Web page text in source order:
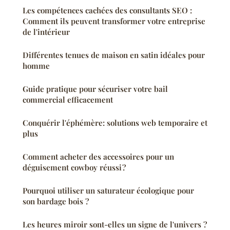
Les compétences cachées des consultants SEO :
Comment ils peuvent transformer votre entreprise
de l'intérieur
Différentes tenues de maison en satin idéales pour
homme
Guide pratique pour sécuriser votre bail
commercial efficacement
Conquérir l'éphémère: solutions web temporaire et
plus
Comment acheter des accessoires pour un
déguisement cowboy réussi ?
Pourquoi utiliser un saturateur écologique pour
son bardage bois ?
Les heures miroir sont-elles un signe de l'univers ?